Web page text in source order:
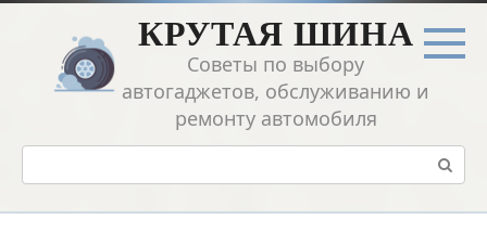
Перейти
контенту
КРУТАЯ ШИНА
Советы по выбору
автогаджетов, обслуживанию и
ремонту автомобиля
Поиск: